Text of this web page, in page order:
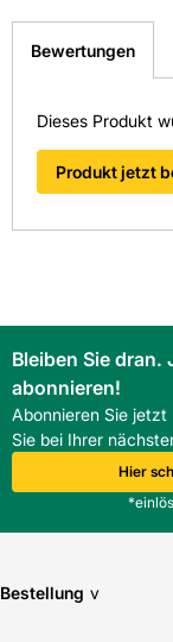
Format:
Höhe in
Material:
weitergeleitet zu
schnellstmöglich
Bewertungen
Dieses Produkt
Produkt jetzt
Bleiben Sie
abonnieren!
Abonnieren Sie
Sie bei Ihrer
Hier
Bestellung v